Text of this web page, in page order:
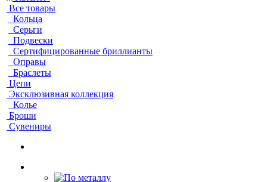
Все товары
Кольца
Серьги
Подвески
Сертифицированные бриллианты
Оправы
Браслеты
Цепи
Эксклюзивная коллекция
Колье
Броши
Сувениры